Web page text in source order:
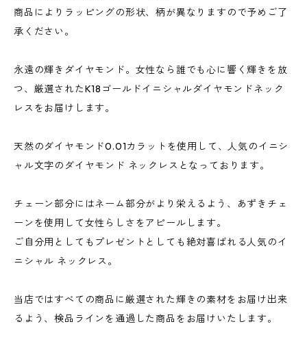
商品によりラッピングの形状、柄が異なりますので予めご了
承ください。
永遠の輝きダイヤモンド。女性なら誰でも心に響く輝きを放
つ、厳選されたK18ゴールドイニシャルダイヤモンドネック
レスをお届けします。
天然のダイヤモンド0.01カラットを使用して、人気のイニシ
ャル文字のダイヤモンド ネックレスとなっております。
チェーン部分にはネーム部分がより栄えるよう、あずきチェ
ーンを使用して女性らしさをアピールします。
ご自分用としてもプレゼントとしても絶対喜ばれる人気のイ
ニシャル ネックレス。
当店ではすべての商品に厳選された輝きの素材をお届け出来
るよう、検品ラインを通過した商品をお届けいたします。